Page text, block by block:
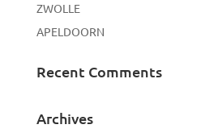
ZWOLLE
APELDOORN
Recent Comments
Archives